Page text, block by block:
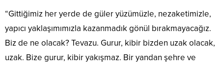
“Gittiğimiz her yerde de güler yüzümüzle, nezaketimizle,
yapıcı yaklaşımımızla kazanmadık gönül bırakmayacağız.
Biz de ne olacak? Tevazu. Gurur, kibir bizden uzak olacak,
uzak. Bize gurur, kibir yakışmaz. Bir yandan şehre ve